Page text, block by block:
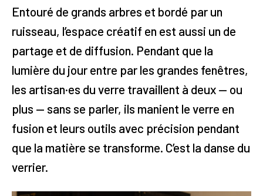
Entouré de grands arbres et bordé par un
ruisseau, l’espace créatif en est aussi un de
partage et de diffusion. Pendant que la
lumière du jour entre par les grandes fenêtres,
les artisan·es du verre travaillent à deux — ou
plus — sans se parler, ils manient le verre en
fusion et leurs outils avec précision pendant
que la matière se transforme. C’est la danse du
verrier.